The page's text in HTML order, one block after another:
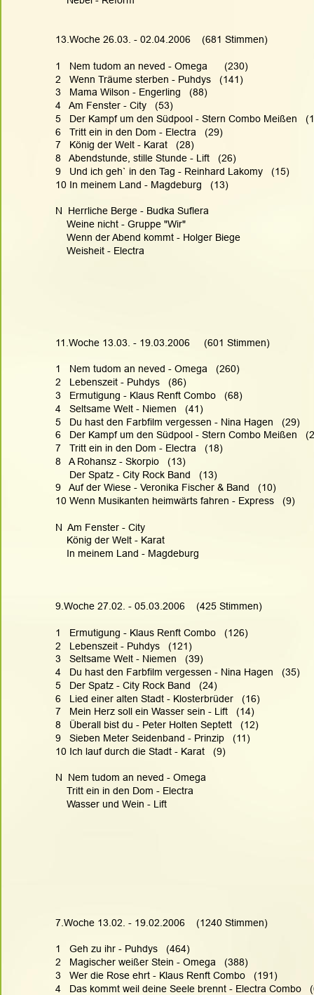
13.Woche 26.03. - 02.04.2006    (681 Stimmen)
1   Nem tudom an neved - Omega      (230)
2   Wenn Träume sterben - Puhdys   (141)
3   Mama Wilson - Engerling   (88)
4   Am Fenster - City   (53)
5   Der Kampf um den Südpool - Stern Combo Meißen
6   Tritt ein in den Dom - Electra   (29)
7   König der Welt - Karat   (28)
8   Abendstunde, stille Stunde - Lift   (26)
9   Und ich geh` in den Tag - Reinhard Lakomy   (15)
10 In meinem Land - Magdeburg   (13)
N  Herrliche Berge - Budka Suflera
    Weine nicht - Gruppe "Wir"
    Wenn der Abend kommt - Holger Biege
    Weisheit - Electra
11.Woche 13.03. - 19.03.2006     (601 Stimmen)
1   Nem tudom an neved - Omega   (260)
2   Lebenszeit - Puhdys   (86)
3   Ermutigung - Klaus Renft Combo   (68)
4   Seltsame Welt - Niemen   (41)
5   Du hast den Farbfilm vergessen - Nina Hagen   (29)
6   Der Kampf um den Südpool - Stern Combo Meißen
7   Tritt ein in den Dom - Electra   (18)
8   A Rohansz - Skorpio   (13)
     Der Spatz - City Rock Band   (13)
9   Auf der Wiese - Veronika Fischer & Band   (10)
10 Wenn Musikanten heimwärts fahren - Express   (9)
N  Am Fenster - City
    König der Welt - Karat
    In meinem Land - Magdeburg
9.Woche 27.02. - 05.03.2006    (425 Stimmen)
1   Ermutigung - Klaus Renft Combo   (126)
2   Lebenszeit - Puhdys   (121)
3   Seltsame Welt - Niemen   (39)
4   Du hast den Farbfilm vergessen - Nina Hagen   (35)
5   Der Spatz - City Rock Band   (24)
6   Lied einer alten Stadt - Klosterbrüder   (16)
7   Mein Herz soll ein Wasser sein - Lift   (14)
8   Überall bist du - Peter Holten Septett   (12)
9   Sieben Meter Seidenband - Prinzip   (11)
10 Ich lauf durch die Stadt - Karat   (9)
N  Nem tudom an neved - Omega
    Tritt ein in den Dom - Electra
    Wasser und Wein - Lift
7.Woche 13.02. - 19.02.2006    (1240 Stimmen)
1   Geh zu ihr - Puhdys   (464)
2   Magischer weißer Stein - Omega   (388)
3   Wer die Rose ehrt - Klaus Renft Combo   (191)
4   Das kommt weil deine Seele brennt - Electra Combo